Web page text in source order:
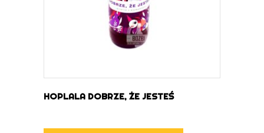
HOPLALA DOBRZE, ŻE JESTEŚ